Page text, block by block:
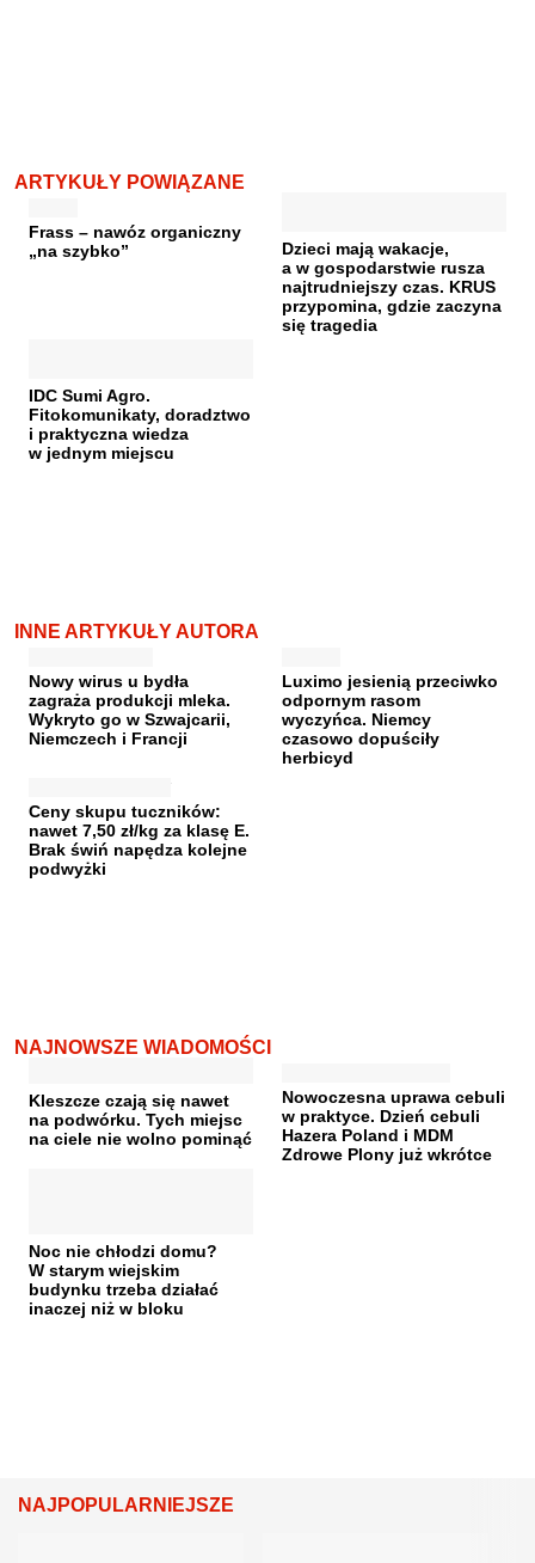
ARTYKUŁY POWIĄZANE
Frass – nawóz organiczny
„na szybko”
Dzieci mają wakacje,
a w gospodarstwie rusza
najtrudniejszy czas. KRUS
przypomina, gdzie zaczyna
się tragedia
IDC Sumi Agro.
Fitokomunikaty, doradztwo
i praktyczna wiedza
w jednym miejscu
INNE ARTYKUŁY AUTORA
Nowy wirus u bydła
zagraża produkcji mleka.
Wykryto go w Szwajcarii,
Niemczech i Francji
Luximo jesienią przeciwko
odpornym rasom
wyczyńca. Niemcy
czasowo dopuściły
herbicyd
Ceny skupu tuczników:
nawet 7,50 zł/kg za klasę E.
Brak świń napędza kolejne
podwyżki
NAJNOWSZE WIADOMOŚCI
Kleszcze czają się nawet
na podwórku. Tych miejsc
na ciele nie wolno pominąć
Nowoczesna uprawa cebuli
w praktyce. Dzień cebuli
Hazera Poland i MDM
Zdrowe Plony już wkrótce
Noc nie chłodzi domu?
W starym wiejskim
budynku trzeba działać
inaczej niż w bloku
NAJPOPULARNIEJSZE